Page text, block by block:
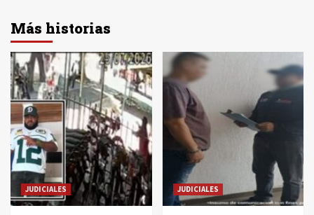
Más historias
JUDICIALES JUDICIALES